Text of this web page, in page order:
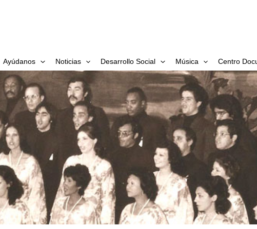
Ayúdanos Noticias Desarrollo Social Música Centro